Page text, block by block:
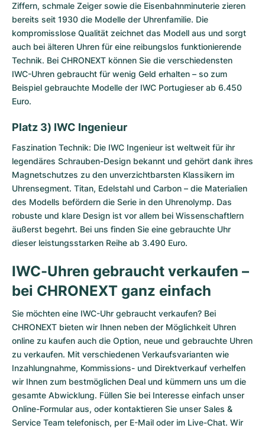
Ziffern, schmale Zeiger sowie die Eisenbahnminuterie zieren
bereits seit 1930 die Modelle der Uhrenfamilie. Die
kompromisslose Qualität zeichnet das Modell aus und sorgt
auch bei älteren Uhren für eine reibungslos funktionierende
Technik. Bei CHRONEXT können Sie die verschiedensten
IWC-Uhren gebraucht für wenig Geld erhalten – so zum
Beispiel gebrauchte Modelle der IWC Portugieser ab 6.450
Euro.
Platz 3) IWC Ingenieur
Faszination Technik: Die IWC Ingenieur ist weltweit für ihr
legendäres Schrauben-Design bekannt und gehört dank ihres
Magnetschutzes zu den unverzichtbarsten Klassikern im
Uhrensegment. Titan, Edelstahl und Carbon – die Materialien
des Modells befördern die Serie in den Uhrenolymp. Das
robuste und klare Design ist vor allem bei Wissenschaftlern
äußerst begehrt. Bei uns finden Sie eine gebrauchte Uhr
dieser leistungsstarken Reihe ab 3.490 Euro.
IWC-Uhren gebraucht verkaufen –
bei CHRONEXT ganz einfach
Sie möchten eine IWC-Uhr gebraucht verkaufen? Bei
CHRONEXT bieten wir Ihnen neben der Möglichkeit Uhren
online zu kaufen auch die Option, neue und gebrauchte Uhren
zu verkaufen. Mit verschiedenen Verkaufsvarianten wie
Inzahlungnahme, Kommissions- und Direktverkauf verhelfen
wir Ihnen zum bestmöglichen Deal und kümmern uns um die
gesamte Abwicklung. Füllen Sie bei Interesse einfach unser
Online-Formular aus, oder kontaktieren Sie unser Sales &
Service Team telefonisch, per E-Mail oder im Live-Chat. Wir